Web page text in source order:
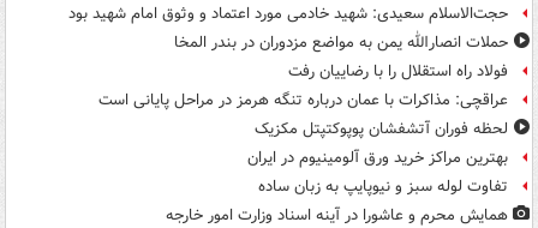
حجت‌الاسلام سعیدی: شهید خادمی مورد اعتماد و وثوق امام شهید بود
حملات انصارالله یمن به مواضع مزدوران در بندر المخا
فولاد راه استقلال را با رضاییان رفت
عراقچی: مذاکرات با عمان درباره تنگه هرمز در مراحل پایانی است
لحظه فوران آتشفشان پوپوکتپتل مکزیک
بهترین مراکز خرید ورق آلومینیوم در ایران
تفاوت لوله سبز و نیوپایپ به زبان ساده
همایش محرم و عاشورا در آینه اسناد وزارت امور خارجه